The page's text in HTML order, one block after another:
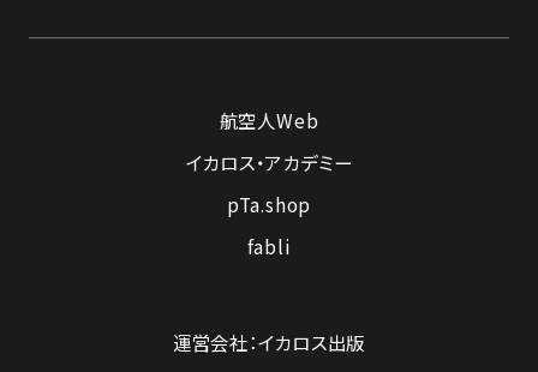
航空人Web
イカロス・アカデミー
pTa.shop
fabli
運営会社：イカロス出版